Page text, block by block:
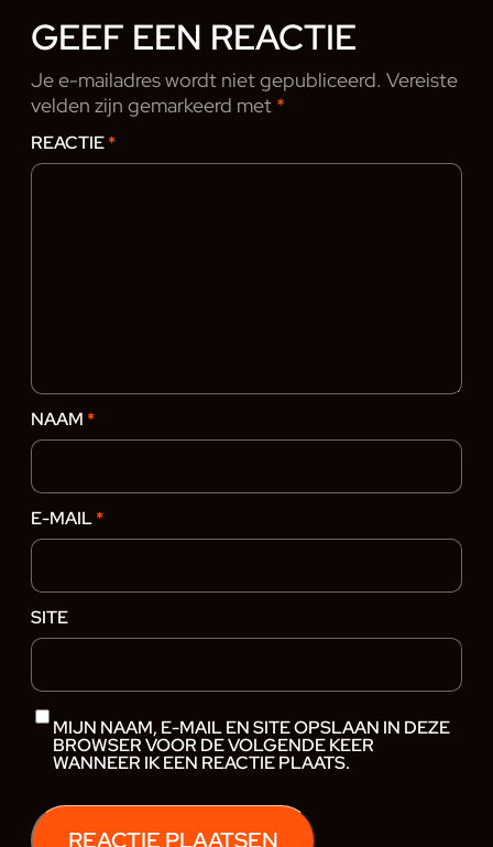
GEEF EEN REACTIE
Je e-mailadres wordt niet gepubliceerd. Vereiste
velden zijn gemarkeerd met *
REACTIE*
NAAM *
E-MAIL*
SITE
MIJN NAAM, E-MAIL EN SITE OPSLAAN IN DEZE
BROWSER VOOR DE VOLGENDE KEER
WANNEER IK EEN REACTIE PLAATS.